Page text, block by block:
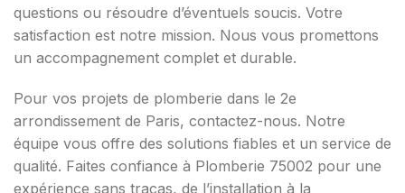
questions ou résoudre d’éventuels soucis. Votre
satisfaction est notre mission. Nous vous promettons
un accompagnement complet et durable.
Pour vos projets de plomberie dans le 2e
arrondissement de Paris, contactez-nous. Notre
équipe vous offre des solutions fiables et un service de
qualité. Faites confiance à Plomberie 75002 pour une
expérience sans tracas, de l’installation à la